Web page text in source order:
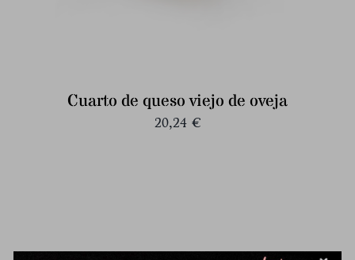
Cuarto de queso viejo de oveja
20,24 €